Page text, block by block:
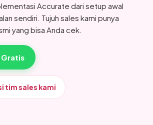
Accurate dari setup awal
sendiri. Tujuh sales kami punya
yang bisa Anda cek.
tim sales kami